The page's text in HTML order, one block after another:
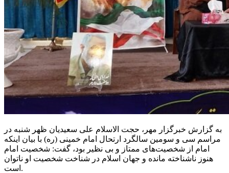
به گزارش خبرگزار مهر، حجت الاسلام علی سعیدیان ظهر شنبه در
مراسم سی و سومین سالگرد ارتحال امام خمینی (ره) با بیان اینکه
امام از شخصیت‌های ممتاز و بی نظیر بود، گفت: شخصیت امام
هنوز ناشناخته مانده و جهان اسلام در شناخت شخصیت او ناتوان
است.